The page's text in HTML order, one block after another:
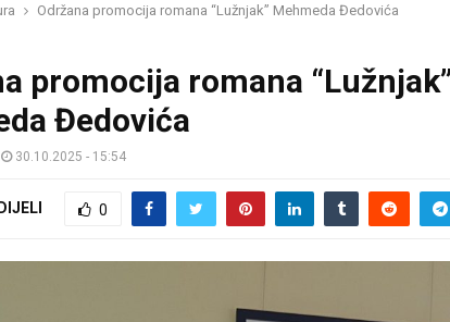
Održana promocija romana “Lužnjak” Mehmeda Đedovića
promocija romana “Lužnjak”
Đedovića
30.10.2025 - 15:54
0